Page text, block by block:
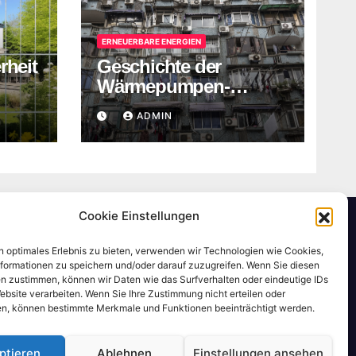
Cookie Einstellungen
optimales Erlebnis zu bieten, verwenden wir Technologien wie Cookies,
zu speichern und/oder darauf zuzugreifen. Wenn Sie diesen
zustimmen, können wir Daten wie das Surfverhalten oder eindeutige IDs
verarbeiten. Wenn Sie Ihre Zustimmung nicht erteilen oder
können bestimmte Merkmale und Funktionen beeinträchtigt werden.
Ablehnen Einstellungen ansehen
ERNEUERBARE ENERGIEN
Geschichte der
Wärmepumpen-
Technologie
ADMIN